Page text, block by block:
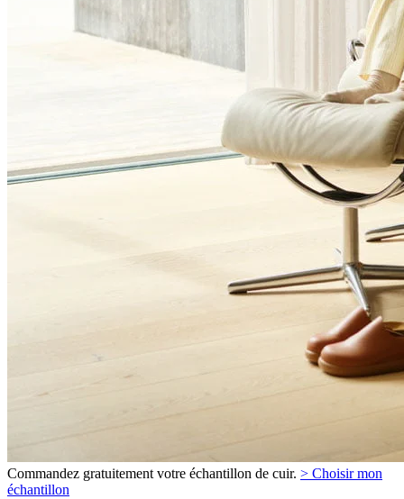
Commandez gratuitement votre échantillon de cuir. > Choisir mon
échantillon